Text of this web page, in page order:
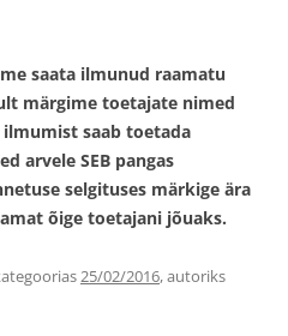
saata ilmunud raamatu
märgime toetajate nimed
ilmumist saab toetada
arvele SEB pangas
selgituses märkige ära
õige toetajani jõuaks.
25/02/2016, autoriks